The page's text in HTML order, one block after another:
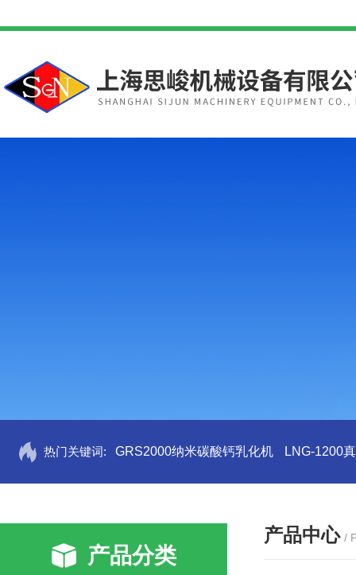
热门关键词: GRS2000纳米碳酸钙乳化机 LNG-1200
产品分类
产品中心 /